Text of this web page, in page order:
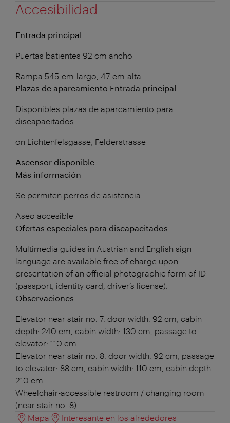
Accesibilidad
Entrada principal
Puertas batientes 92 cm ancho
Rampa 545 cm largo, 47 cm alta
Plazas de aparcamiento Entrada principal
Disponibles plazas de aparcamiento para
discapacitados
on Lichtenfelsgasse, Felderstrasse
Ascensor disponible
Más información
Se permiten perros de asistencia
Aseo accesible
Ofertas especiales para discapacitados
Multimedia guides in Austrian and English sign
language are available free of charge upon
presentation of an official photographic form of ID
(passport, identity card, driver’s license).
Observaciones
Elevator near stair no. 7: door width: 92 cm, cabin
depth: 240 cm, cabin width: 130 cm, passage to
elevator: 110 cm.
Elevator near stair no. 8: door width: 92 cm, passage
to elevator: 88 cm, cabin width: 110 cm, cabin depth
210 cm.
Wheelchair-accessible restroom / changing room
(near stair no. 8).
Mapa
Interesante en los alrededores